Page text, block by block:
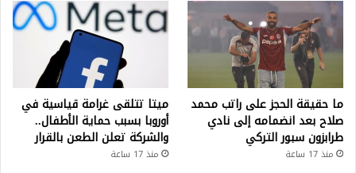
ما حقيقة الحجز على راتب محمد
صلاح بعد انضمامه إلى نادي
طرابزون سبور التركي
منذ 17 ساعة
ميتا تتلقى غرامة قياسية في
أوروبا بسبب حماية الأطفال..
والشركة تعلن الطعن بالقرار
منذ 17 ساعة